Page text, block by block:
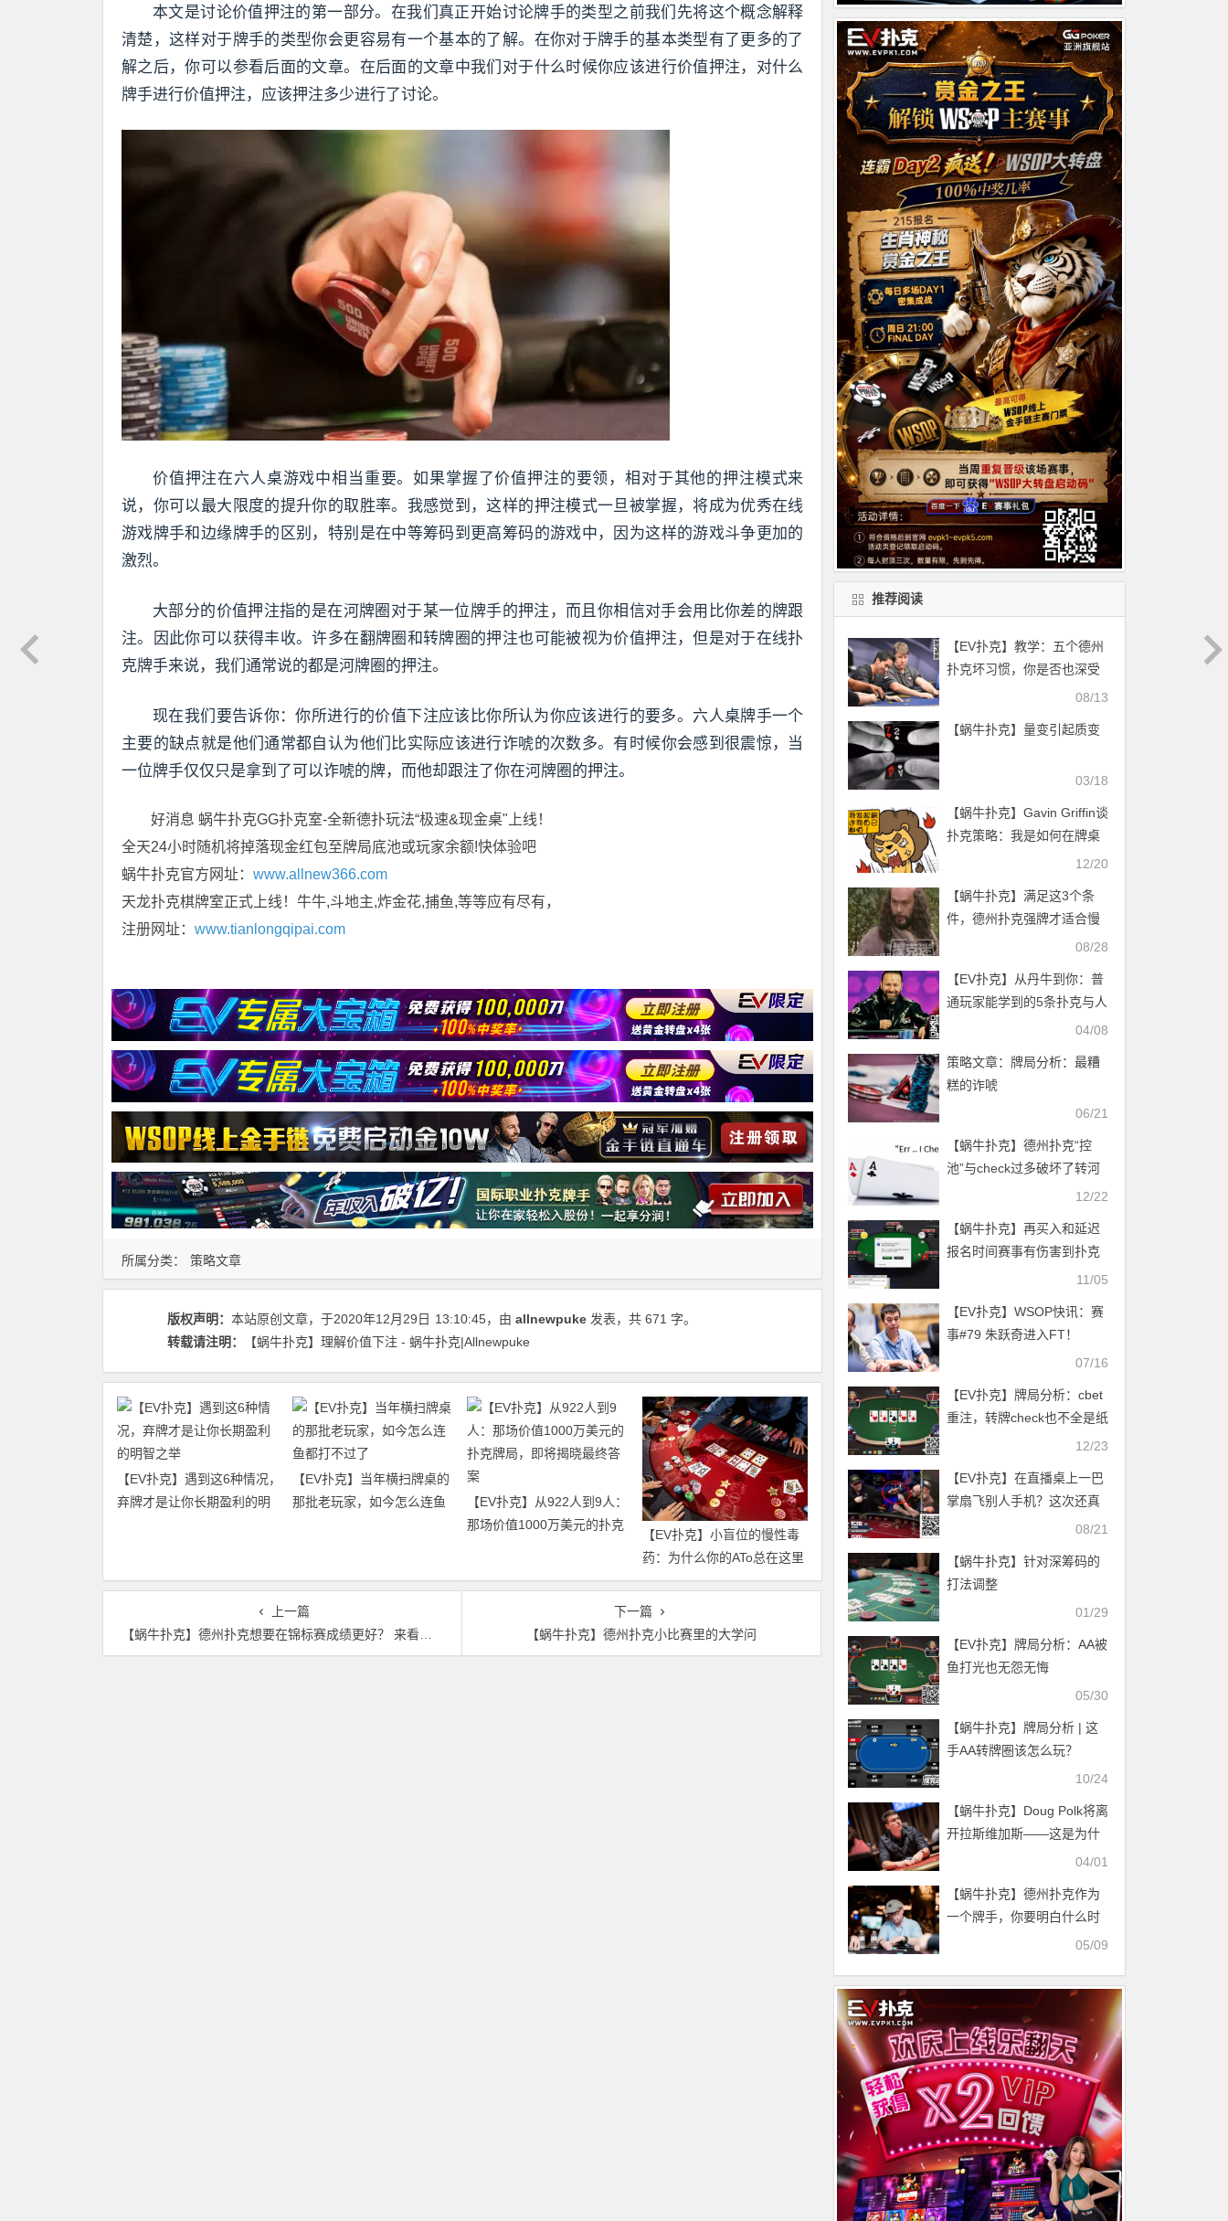
本文是讨论价值押注的第一部分。在我们真正开始讨论牌手的类型之前我们先将这个概念解释
清楚，这样对于牌手的类型你会更容易有一个基本的了解。在你对于牌手的基本类型有了更多的了
解之后，你可以参看后面的文章。在后面的文章中我们对于什么时候你应该进行价值押注，对什么
牌手进行价值押注，应该押注多少进行了讨论。
价值押注在六人桌游戏中相当重要。如果掌握了价值押注的要领，相对于其他的押注模式来
说，你可以最大限度的提升你的取胜率。我感觉到，这样的押注模式一旦被掌握，将成为优秀在线
游戏牌手和边缘牌手的区别，特别是在中等筹码到更高筹码的游戏中，因为这样的游戏斗争更加的
激烈。
大部分的价值押注指的是在河牌圈对于某一位牌手的押注，而且你相信对手会用比你差的牌跟
注。因此你可以获得丰收。许多在翻牌圈和转牌圈的押注也可能被视为价值押注，但是对于在线扑
克牌手来说，我们通常说的都是河牌圈的押注。
现在我们要告诉你：你所进行的价值下注应该比你所认为你应该进行的要多。六人桌牌手一个
主要的缺点就是他们通常都自认为他们比实际应该进行诈唬的次数多。有时候你会感到很震惊，当
一位牌手仅仅只是拿到了可以诈唬的牌，而他却跟注了你在河牌圈的押注。
好消息 蜗牛扑克GG扑克室-全新德扑玩法“极速&现金桌"上线！
全天24小时随机将掉落现金红包至牌局底池或玩家余额!快体验吧
蜗牛扑克官方网址： www.allnew366.com
天龙扑克棋牌室正式上线！牛牛,斗地主,炸金花,捕鱼,等等应有尽有，
注册网址： www.tianlongqipai.com
所属分类： 策略文章
版权声明： 本站原创文章，于2020年12月29日 13:10:45，由 allnewpuke 发表，共 671 字。
转载请注明：
【蜗牛扑克】理解价值下注 - 蜗牛扑克|Allnewpuke
【EV扑克】遇到这6种情况，
弃牌才是让你长期盈利的明
【EV扑克】当年横扫牌桌的
那批老玩家，如今怎么连鱼
【EV扑克】从922人到9人：
那场价值1000万美元的扑克
【EV扑克】小盲位的慢性毒
药：为什么你的ATo总在这里
输钱？
上一篇
【蜗牛扑克】德州扑克想要在锦标赛成绩更好？ 来看看这三招吧！
下一篇
【蜗牛扑克】德州扑克小比赛里的大学问
推荐阅读
【EV扑克】教学：五个德州
扑克坏习惯，你是否也深受
08/13
【蜗牛扑克】量变引起质变
03/18
【蜗牛扑克】Gavin Griffin谈
扑克策略：我是如何在牌桌
12/20
【蜗牛扑克】满足这3个条
件，德州扑克强牌才适合慢
08/28
【EV扑克】从丹牛到你：普
通玩家能学到的5条扑克与人
04/08
策略文章：​牌局分析：最糟
糕的诈唬
06/21
【蜗牛扑克】德州扑克“控
池”与check过多破坏了转河
12/22
【蜗牛扑克】再买入和延迟
报名时间赛事有伤害到扑克
11/05
【EV扑克】WSOP快讯：赛
事#79 朱跃奇进入FT！
WSOP感恩庆、直通车热闹
07/16
【EV扑克】牌局分析：cbet
重注，转牌check也不全是纸
12/23
【EV扑克】在直播桌上一巴
掌扇飞别人手机？这次还真
08/21
【蜗牛扑克】针对深筹码的
打法调整
01/29
【EV扑克】牌局分析：AA被
鱼打光也无怨无悔
05/30
【蜗牛扑克】牌局分析 | 这
手AA转牌圈该怎么玩？
10/24
【蜗牛扑克】Doug Polk将离
开拉斯维加斯——这是为什
04/01
【蜗牛扑克】德州扑克作为
一个牌手，你要明白什么时
05/09